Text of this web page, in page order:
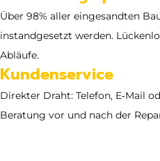
Über 98% aller eingesandten
instandgesetzt werden.
Abläufe.
Kundenservice
Direkter Draht: Telefon, E‑Mail
Beratung vor und nach der